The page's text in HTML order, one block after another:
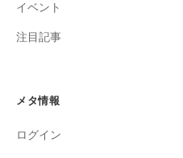
イベント
注目記事
メタ情報
ログイン